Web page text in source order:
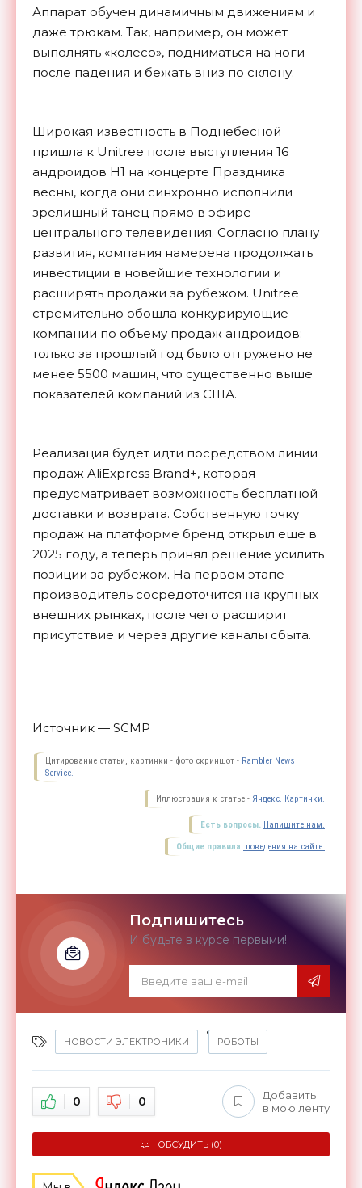
Аппарат обучен динамичным движениям и
даже трюкам. Так, например, он может
выполнять «колесо», подниматься на ноги
после падения и бежать вниз по склону.
Широкая известность в Поднебесной
пришла к Unitree после выступления 16
андроидов H1 на концерте Праздника
весны, когда они синхронно исполнили
зрелищный танец прямо в эфире
центрального телевидения. Согласно плану
развития, компания намерена продолжать
инвестиции в новейшие технологии и
расширять продажи за рубежом. Unitree
стремительно обошла конкурирующие
компании по объему продаж андроидов:
только за прошлый год было отгружено не
менее 5500 машин, что существенно выше
показателей компаний из США.
Реализация будет идти посредством линии
продаж AliExpress Brand+, которая
предусматривает возможность бесплатной
доставки и возврата. Собственную точку
продаж на платформе бренд открыл еще в
2025 году, а теперь принял решение усилить
позиции за рубежом. На первом этапе
производитель сосредоточится на крупных
внешних рынках, после чего расширит
присутствие и через другие каналы сбыта.
Источник — SCMP
Цитирование статьи, картинки - фото скриншот - Rambler News
Service.
Иллюстрация к статье - Яндекс. Картинки.
Есть вопросы. Напишите нам.
Общие правила поведения на сайте.
Подпишитесь
И будьте в курсе первыми!
НОВОСТИ ЭЛЕКТРОНИКИ
,
РОБОТЫ
0 0
Добавить
в мою ленту
ОБСУДИТЬ (0)